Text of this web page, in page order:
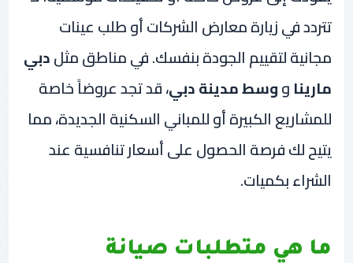
تتردد في زيارة معارض الشركات أو طلب عينات
مجانية لتقييم الجودة بنفسك. في مناطق مثلدبي
ماريناووسط مدينة دبي، قد تجد عروضاً خاصة
للمشاريع الكبيرة أو للمباني السكنية الجديدة، مما
يتيح لك فرصة الحصول على أسعار تنافسية عند
الشراء بكميات.
ما هي متطلبات صيانة